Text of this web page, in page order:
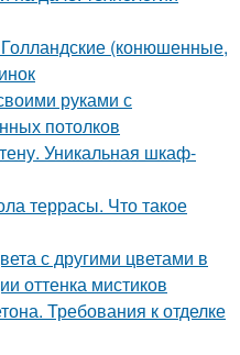
(конюшенные,
руками с
потолков
Уникальная шкаф-
террасы. Что такое
с другими цветами в
оттенка мистиков
Требования к отделке